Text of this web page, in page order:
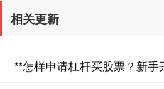
相关更新
**怎样申请杠杆买股票？新